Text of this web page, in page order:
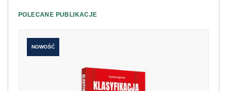
POLECANE PUBLIKACJE
NOWOŚĆ